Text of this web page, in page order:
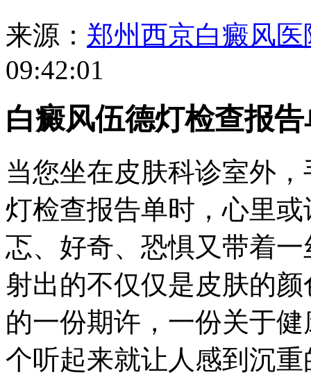
来源： 郑州西京白癜风医
09:42:01
白癜风伍德灯检查报告
当您坐在皮肤科诊室外
灯检查报告单时，心里
忑、好奇、恐惧又带着
射出的不仅仅是皮肤的
的一份期许，一份关于
个听起来就让人感到沉